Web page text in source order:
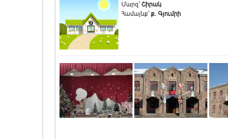
Մարզ`Շիրակ
Համայնք`ք. Գյումրի